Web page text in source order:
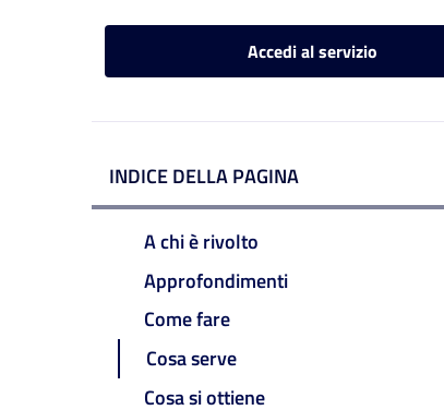
Accedi al servizio
INDICE DELLA PAGINA
A chi è rivolto
Approfondimenti
Come fare
Cosa serve
Cosa si ottiene